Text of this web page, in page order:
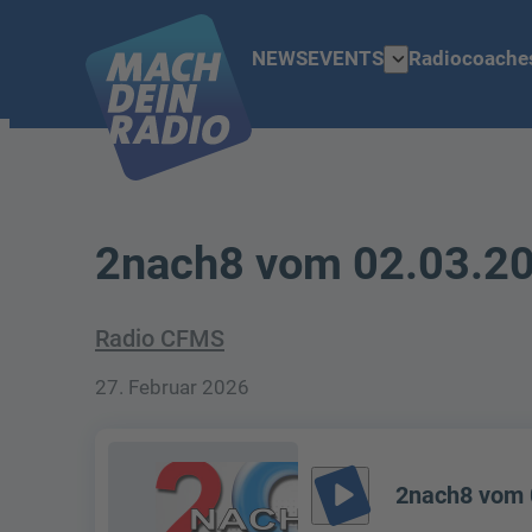
NEWSEVENTS expand_more
2nach8 vom
Radio CFMS
27. Februar 2026
play_arrow 2nach8 vom